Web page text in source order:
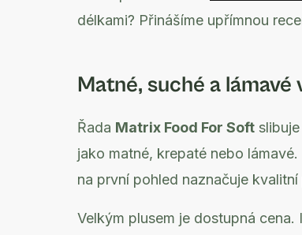
délkami? Přinášíme upřímnou
Matné, suché a lámavé
Řada Matrix Food For Soft
jako matné, krepaté nebo
na první pohled naznačuje
Velkým plusem je dostupná